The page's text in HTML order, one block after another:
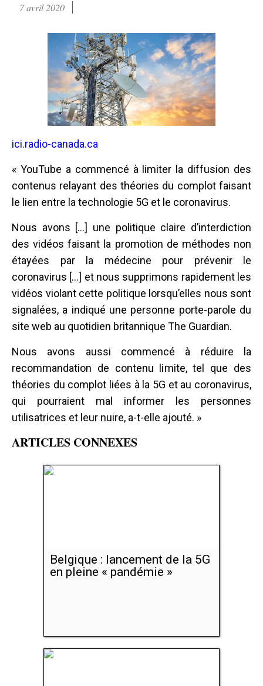
7 avril 2020
ici.radio-canada.ca
« YouTube a commencé à limiter la diffusion des
contenus relayant des théories du complot faisant
le lien entre la technologie 5G et le coronavirus.
Nous avons [...] une politique claire d’interdiction
des vidéos faisant la promotion de méthodes non
étayées par la médecine pour prévenir le
coronavirus [...] et nous supprimons rapidement les
vidéos violant cette politique lorsqu’elles nous sont
signalées, a indiqué une personne porte-parole du
site web au quotidien britannique The Guardian.
Nous avons aussi commencé à réduire la
recommandation de contenu limite, tel que des
théories du complot liées à la 5G et au coronavirus,
qui pourraient mal informer les personnes
utilisatrices et leur nuire, a-t-elle ajouté. »
ARTICLES CONNEXES
Belgique : lancement de la 5G
en pleine « pandémie »